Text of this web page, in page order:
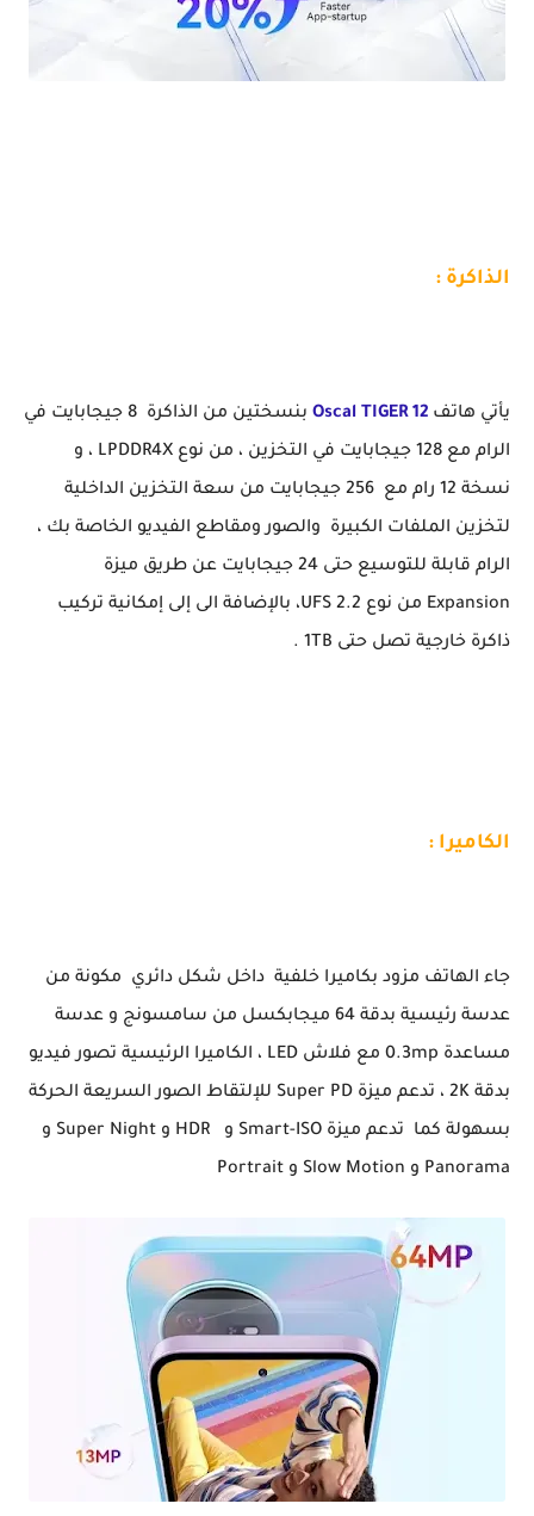
الذاكرة :
يأتي هاتف Oscal TIGER 12
بنسختين من الذاكرة 8 جيجابايت في
الرام مع 128 جيجابايت في التخزين ، من نوع LPDDR4X ، و
نسخة 12 رام مع 256 جيجابايت من سعة التخزين الداخلية
لتخزين الملفات الكبيرة والصور ومقاطع الفيديو الخاصة بك ،
الرام قابلة للتوسيع حتى 24 جيجابايت عن طريق ميزة
Expansion من نوع UFS 2.2، بالإضافة الى إلى إمكانية تركيب
ذاكرة خارجية تصل حتى 1TB .
الكاميرا :
جاء الهاتف مزود بكاميرا خلفية داخل شكل دائري مكونة من
عدسة رئيسية بدقة 64 ميجابكسل من سامسونج و عدسة
مساعدة 0.3mp مع فلاش LED ، الكاميرا الرئيسية تصور فيديو
بدقة 2K ، تدعم ميزة Super PD للإلتقاط الصور السريعة الحركة
بسهولة كما تدعم ميزة Smart-ISO و HDR و Super Night و
Panorama و Slow Motion و Portrait